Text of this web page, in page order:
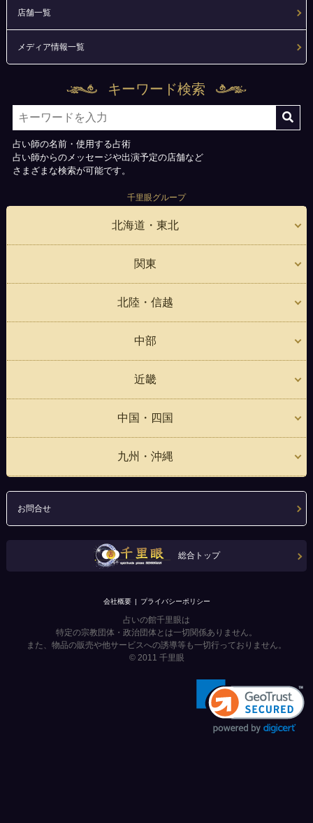
店舗一覧
メディア情報一覧
キーワード検索
占い師の名前・使用する占術
占い師からのメッセージや出演予定の店舗など
さまざまな検索が可能です。
千里眼グループ
北海道・東北
関東
北陸・信越
中部
近畿
中国・四国
九州・沖縄
お問合せ
総合トップ
会社概要 プライバシーポリシー
占いの館千里眼は
特定の宗教団体・政治団体とは一切関係ありません。
また、物品の販売や他サービスへの誘導等も一切行っておりません。
© 2011 千里眼